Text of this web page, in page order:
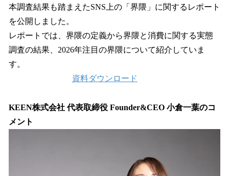
本調査結果も踏まえたSNS上の「界隈」に関するレポート
を公開しました。
レポートでは、界隈の定義から界隈と消費に関する実態
調査の結果、2026年注目の界隈について紹介していま
す。
資料ダウンロード
KEEN株式会社 代表取締役 Founder&CEO 小倉一葉のコ
メント